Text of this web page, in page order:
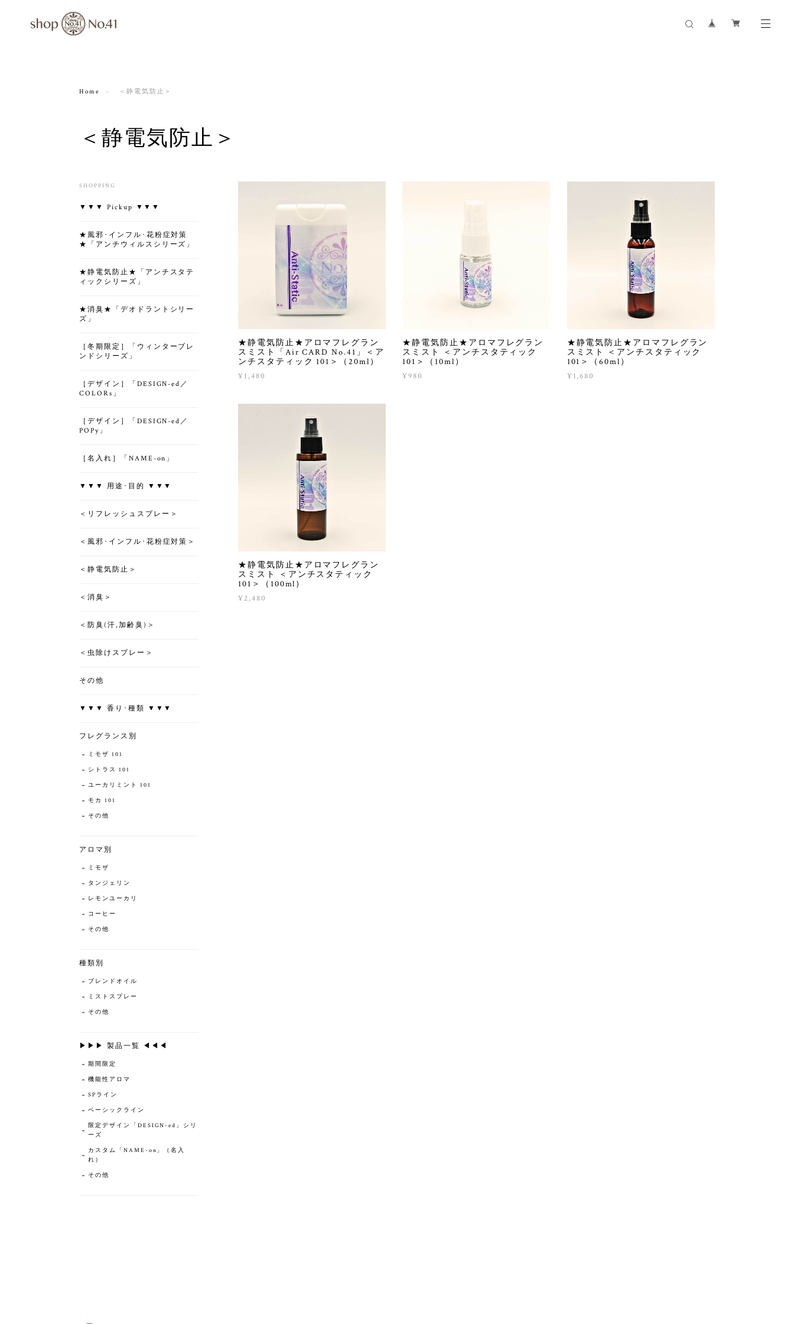
Home ＜静電気防止＞
＜静電気防止＞
★静電気防止★アロマフレグラン
スミスト「Air CARD No.41」＜ア
ンチスタティック 101＞（20ml）
¥1,480
★静電気防止★アロマフレグラン
スミスト ＜アンチスタティック
101＞（10ml）
¥980
★静電気防止★アロマフレグラン
スミスト ＜アンチスタティック
101＞（60ml）
¥1,680
★静電気防止★アロマフレグラン
スミスト ＜アンチスタティック
101＞（100ml）
¥2,480
SHOPPING
▼▼▼ Pickup ▼▼▼
★風邪･インフル･花粉症対策
★「アンチウィルスシリーズ」
★静電気防止★「アンチスタテ
ィックシリーズ」
★消臭★「デオドラントシリー
ズ」
［冬期限定］「ウィンターブレ
ンドシリーズ」
［デザイン］「DESIGN-ed／
COLORs」
［デザイン］「DESIGN-ed／
POPy」
［名入れ］「NAME-on」
▼▼▼ 用途･目的 ▼▼▼
＜リフレッシュスプレー＞
＜風邪･インフル･花粉症対策＞
＜静電気防止＞
＜消臭＞
＜防臭(汗,加齢臭)＞
＜虫除けスプレー＞
その他
▼▼▼ 香り･種類 ▼▼▼
フレグランス別
ミモザ 101
シトラス 101
ユーカリミント 101
モカ 101
その他
アロマ別
ミモザ
タンジェリン
レモンユーカリ
コーヒー
その他
種類別
ブレンドオイル
ミストスプレー
その他
▶▶▶ 製品一覧 ◀◀◀
期間限定
機能性アロマ
SPライン
ベーシックライン
限定デザイン「DESIGN-ed」シリ
ーズ
カスタム「NAME-on」（名入
れ）
その他